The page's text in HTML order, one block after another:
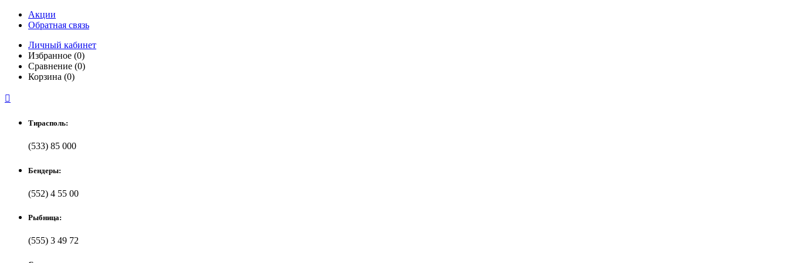
Акции
Обратная связь
Личный кабинет
Избранное (0)
Сравнение (0)
Корзина (0)

Тирасполь:
(533) 85 000
Бендеры:
(552) 4 55 00
Рыбница:
(555) 3 49 72